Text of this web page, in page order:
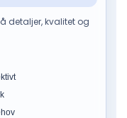
detaljer, kvalitet og